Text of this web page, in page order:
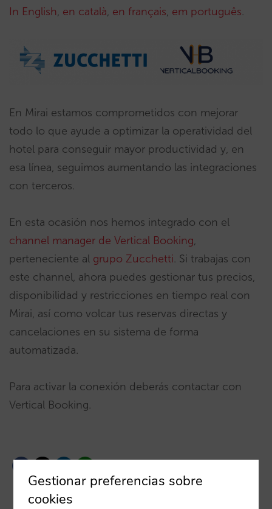
In English, en català, en français, em português.
En Mirai estamos comprometidos con mejorar
todo lo que ayude a optimizar la operatividad del
hotel para conseguir mayor productividad y, en
esa línea, seguimos aumentando las integraciones
con terceros.
En esta ocasión nos hemos integrado con el
channel manager de Vertical Booking,
perteneciente al grupo Zucchetti. Si trabajas con
este channel, ahora puedes gestionar tus precios,
disponibilidad y restricciones en tiempo real con
Mirai, así como volcar tus reservas directas y
cancelaciones en su sistema de forma
automatizada.
Para activar la conexión deberás contactar con
Vertical Booking.
Gestionar preferencias sobre
cookies